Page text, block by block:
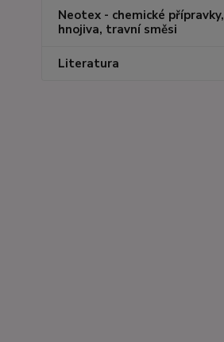
Neotex - chemické přípravky,
hnojiva, travní směsi
Literatura